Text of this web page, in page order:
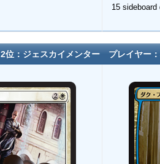
15 sideboard
2位：ジェスカイメンター プレイヤー